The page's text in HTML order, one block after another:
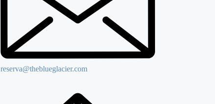
reserva@theblueglacier.com